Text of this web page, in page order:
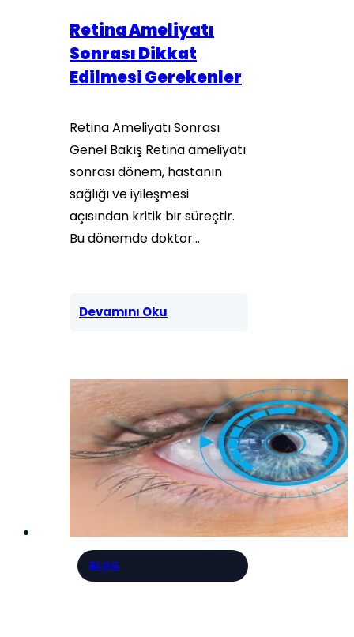
Retina Ameliyatı
Sonrası Dikkat
Edilmesi Gerekenler
Retina Ameliyatı Sonrası
Genel Bakış Retina ameliyatı
sonrası dönem, hastanın
sağlığı ve iyileşmesi
açısından kritik bir süreçtir.
Bu dönemde doktor…
Devamını Oku
BLOG